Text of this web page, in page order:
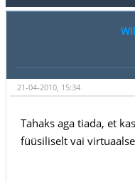
21-04-2010, 15:34
Tahaks aga tiada, et
füüsiliselt vai